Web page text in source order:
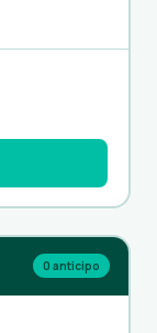
0 anticipo